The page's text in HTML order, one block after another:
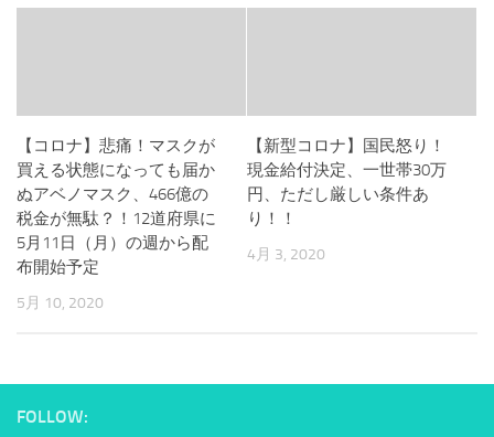
【コロナ】悲痛！マスクが
買える状態になっても届か
ぬアベノマスク、466億の
税金が無駄？！12道府県に
5月11日（月）の週から配
布開始予定
5月 10, 2020
【新型コロナ】国民怒り！
現金給付決定、一世帯30万
円、ただし厳しい条件あ
り！！
4月 3, 2020
FOLLOW: